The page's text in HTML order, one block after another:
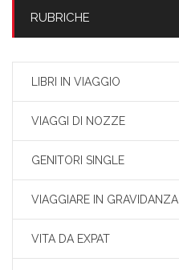
RUBRICHE
LIBRI IN VIAGGIO
VIAGGI DI NOZZE
GENITORI SINGLE
VIAGGIARE IN GRAVIDANZA
VITA DA EXPAT